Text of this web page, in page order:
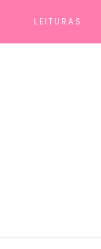
LEITURAS